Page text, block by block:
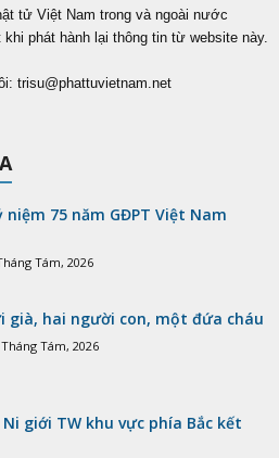
tử Việt Nam trong và ngoài nước
phát hành lại thông tin từ website này.
trisu@phattuvietnam.net
niệm 75 năm GĐPT Việt Nam
Tám, 2026
già, hai người con, một đứa cháu
Tám, 2026
giới TW khu vực phía Bắc kết